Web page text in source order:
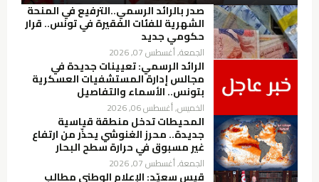
صدر بالرائد الرسمي..الترفيع في المنحة
الشهرية للفئات الفقيرة في تونس.. قرار
حكومي جديد
الجمعة, أغسطس 07, 2026
الرائد الرسمي: تعيينات جديدة في
مجالس إدارة المستشفيات العسكرية
بتونس.. الأسماء والتفاصيل
الخميس, أغسطس 06, 2026
المحيطات تدخل منطقة قياسية
جديدة.. محرز الغنوشي يحذّر من ارتفاع
غير مسبوق في حرارة سطح البحار
الجمعة, أغسطس 07, 2026
قيس سعيّد: الإعلام الوطني مطالب